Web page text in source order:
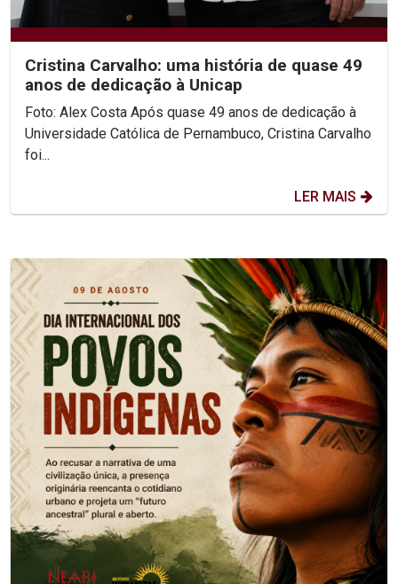
Cristina Carvalho: uma história de quase 49
anos de dedicação à Unicap
Foto: Alex Costa Após quase 49 anos de dedicação à
Universidade Católica de Pernambuco, Cristina Carvalho
foi...
LER MAIS